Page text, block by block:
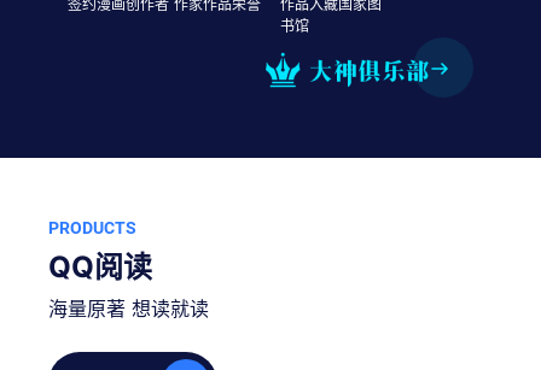
签约漫画创作者 作家作品荣誉
作品入藏国家图
书馆
PRODUCTS
QQ阅读
海量原著 想读就读